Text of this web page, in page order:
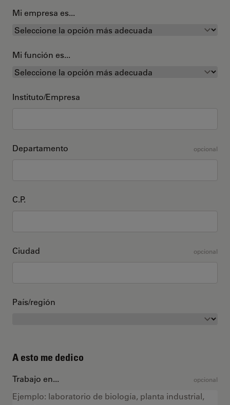
Mi empresa es...
Mi función es...
Instituto/Empresa
Departamento opcional
C.P.
Ciudad opcional
País/región
A esto me dedico
Trabajo en... opcional